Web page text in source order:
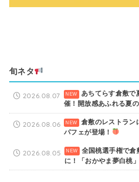
旬ネタ
あちてらす倉敷で
催！開放感あふれる夏
2026.08.07
倉敷のレストラン
パフェが登場！
2026.08.06
全国桃選手権で倉
に！「おかやま夢白桃
2026.08.05